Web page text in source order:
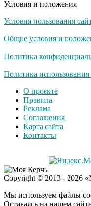
Условия и положения
Условия пользования
Общие условия и
Политика
Политика
О проекте
Правила
Реклама
Соглашения
Карта сайта
Контакты
Copyright © 2013 - 2026
Мы используем файлы
Оставаясь на нашем